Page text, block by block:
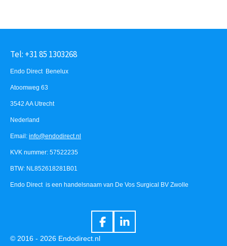
Tel: +31 85 1303268
Endo Direct Benelux
Atoomweg 63
3542 AA Utrecht
Nederland
Email: info@endodirect.nl
KVK nummer: 57522235
BTW: NL852618281B01
Endo Direct is een handelsnaam van De Vos Surgical BV Zwolle
F
L
© 2016 - 2026 Endodirect.nl